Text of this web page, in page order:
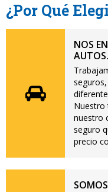
¿Por Qué
NOS
AUTOS.
Nuestro
nuestro
seguro
precio